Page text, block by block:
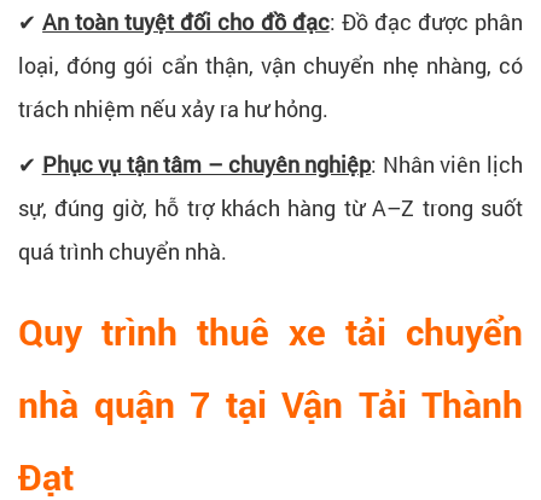
✔An toàn tuyệt đối cho đồ đạc: Đồ đạc được phân
loại, đóng gói cẩn thận, vận chuyển nhẹ nhàng, có
trách nhiệm nếu xảy ra hư hỏng.
✔ Phục vụ tận tâm – chuyên nghiệp: Nhân viên lịch
sự, đúng giờ, hỗ trợ khách hàng từ A–Z trong suốt
quá trình chuyển nhà.
Quy trình thuê xe tải chuyển
nhà quận 7 tại Vận Tải Thành
Đạt